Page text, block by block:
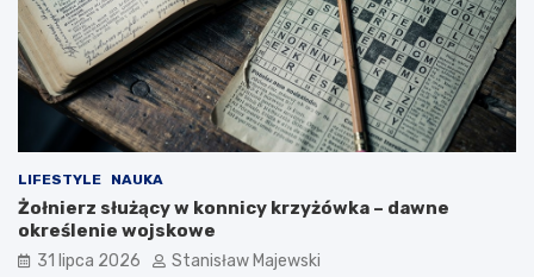
LIFESTYLE NAUKA
Żołnierz służący w konnicy krzyżówka – dawne
określenie wojskowe
31 lipca 2026 Stanisław Majewski